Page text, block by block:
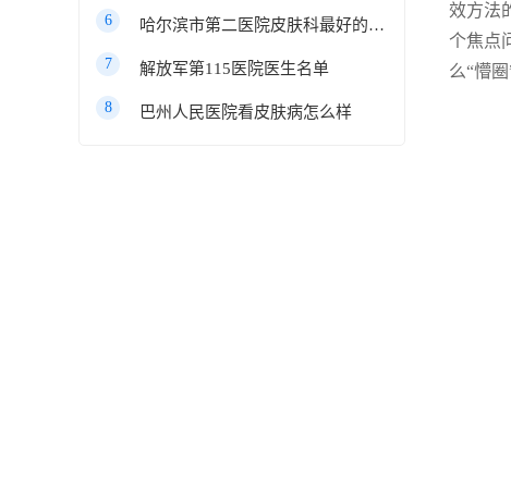
6 哈尔滨市第二医院皮肤科最好的医生
7 解放军第115医院医生名单
8 巴州人民医院看皮肤病怎么样
效方法
个焦点
么“懵圈